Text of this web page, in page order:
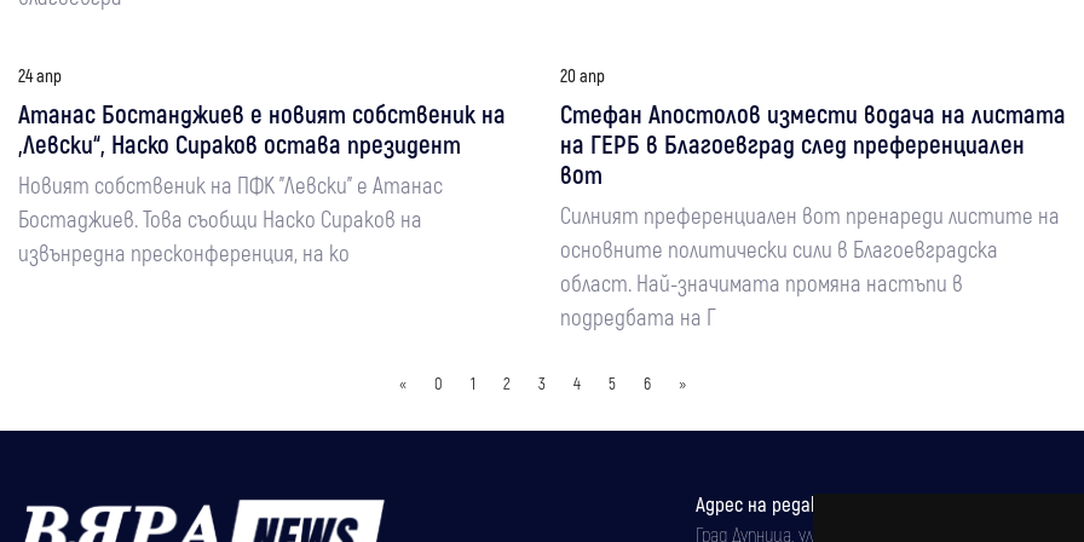
24 апр
Атанас Бостанджиев е новият собственик на
„Левски“, Наско Сираков остава президент
Новият собственик на ПФК "Левски" е Атанас
Бостаджиев. Това съобщи Наско Сираков на
извънредна пресконференция, на ко
20 апр
Стефан Апостолов измести водача на листата
на ГЕРБ в Благоевград след преференциален
вот
Силният преференциален вот пренареди листите на
основните политически сили в Благоевградска
област. Най-значимата промяна настъпи в
подредбата на Г
« 0 1 2 3 4 5 6 »
Адрес на редакцията
Град Дупница, ул.''Христо Ботев" 43